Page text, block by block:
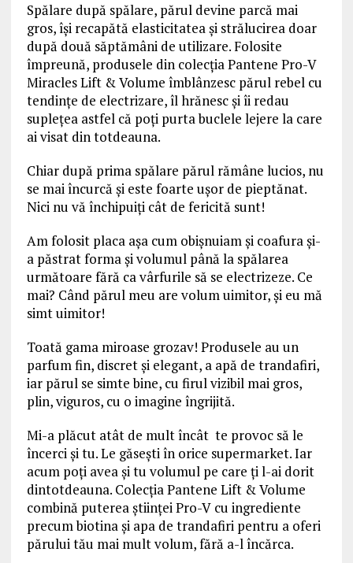
Spălare după spălare, părul devine parcă mai
gros, își recapătă elasticitatea și strălucirea doar
după două săptămâni de utilizare. Folosite
împreună, produsele din colecția Pantene Pro-V
Miracles Lift & Volume îmblânzesc părul rebel cu
tendințe de electrizare, îl hrănesc și îi redau
suplețea astfel că poți purta buclele lejere la care
ai visat din totdeauna.
Chiar după prima spălare părul rămâne lucios, nu
se mai încurcă și este foarte ușor de pieptănat.
Nici nu vă închipuiți cât de fericită sunt!
Am folosit placa așa cum obișnuiam și coafura și-
a păstrat forma și volumul până la spălarea
următoare fără ca vârfurile să se electrizeze. Ce
mai? Când părul meu are volum uimitor, și eu mă
simt uimitor!
Toată gama miroase grozav! Produsele au un
parfum fin, discret și elegant, a apă de trandafiri,
iar părul se simte bine, cu firul vizibil mai gros,
plin, viguros, cu o imagine îngrijită.
Mi-a plăcut atât de mult încât te provoc să le
încerci și tu. Le găsești în orice supermarket. Iar
acum poți avea și tu volumul pe care ți l-ai dorit
dintotdeauna. Colecția Pantene Lift & Volume
combină puterea științei Pro-V cu ingrediente
precum biotina și apa de trandafiri pentru a oferi
părului tău mai mult volum, fără a-l încărca.